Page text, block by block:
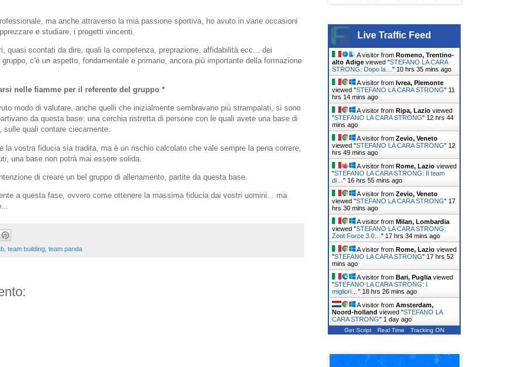
ma anche attraverso la mia passione sportiva, ho avuto in varie occasioni
e studiare, i progetti vincenti.
quasi scontati da dire, quali la competenza, preprazione, affidabilità ecc... dei
c'è un aspetto, fondamentale e primario, ancora più importante della formazione
nelle fiamme per il referente del gruppo *
modo di valutare, anche quelli che inizialmente sembravano più strampalati, si sono
da questa base: una cerchia ristretta di persone con le quali avete una base di
sulle quali contare ciecamente.
la vostra fiducia sia tradita, ma è un rischio calcolato che vale sempre la pena correre,
una base non potrà mai essere solida.
di creare un bel gruppo di allenamento, partite da questa base.
a questa fase, ovvero come ottenere la massima fiducia dai vostri uomini... ma
team building team panda
Live Traffic Feed
A visitor from Romeno, Trentino-
alto Adige viewed "STEFANO LA CARA
STRONG: Dopo la… " 10 hrs 35 mins ago
A visitor from Ivrea, Piemonte
viewed "STEFANO LA CARA STRONG" 11
hrs 14 mins ago
A visitor from Ripa, Lazio viewed
"STEFANO LA CARA STRONG" 12 hrs 44
mins ago
A visitor from Zevio, Veneto
viewed "STEFANO LA CARA STRONG" 12
hrs 49 mins ago
A visitor from Rome, Lazio viewed
"STEFANO LA CARA STRONG: Il team
di… " 16 hrs 55 mins ago
A visitor from Zevio, Veneto
viewed "STEFANO LA CARA STRONG" 17
hrs 30 mins ago
A visitor from Milan, Lombardia
viewed "STEFANO LA CARA STRONG:
Zoot Force 3.0… " 17 hrs 34 mins ago
A visitor from Rome, Lazio viewed
"STEFANO LA CARA STRONG" 17 hrs 52
mins ago
A visitor from Bari, Puglia viewed
"STEFANO LA CARA STRONG: I
migliori… " 18 hrs 27 mins ago
A visitor from Amsterdam,
Noord-holland viewed "STEFANO LA
CARA STRONG" 1 day ago
Get Script Real Time Tracking ON